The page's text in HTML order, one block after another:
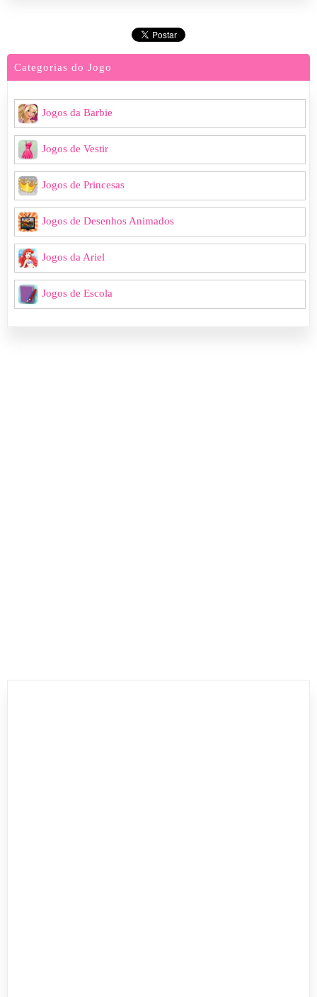
Categorias do Jogo
Jogos da Barbie
Jogos de Vestir
Jogos de Princesas
Jogos de Desenhos Animados
Jogos da Ariel
Jogos de Escola